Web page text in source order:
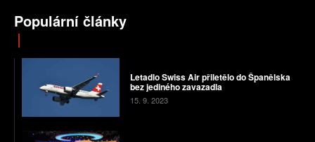
Populární články
Letadlo Swiss Air přiletělo do Španělska
bez jediného zavazadla
15. 9. 2023